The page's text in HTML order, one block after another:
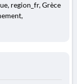
region_fr, Grèce